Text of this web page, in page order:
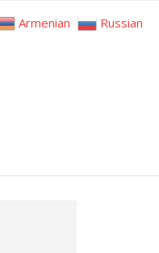
Armenian Russian